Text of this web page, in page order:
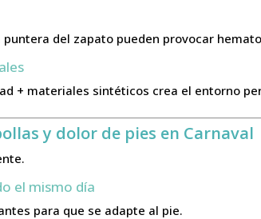
del zapato pueden provocar
+ materiales sintéticos crea el entorno
y dolor de pies en Carnaval
el mismo día
para que se adapte al pie.